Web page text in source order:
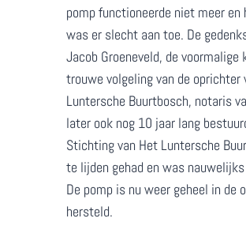
pomp functioneerde niet meer
was er slecht aan toe. De
Jacob Groeneveld, de voormalige
trouwe volgeling van de oprichter
Luntersche Buurtbosch, notaris
later ook nog 10 jaar lang
Stichting van Het Luntersche
te lijden gehad en was
De pomp is nu weer geheel in de
hersteld.